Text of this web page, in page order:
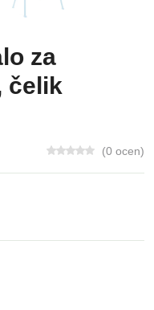
za
čelik
(0 ocen)